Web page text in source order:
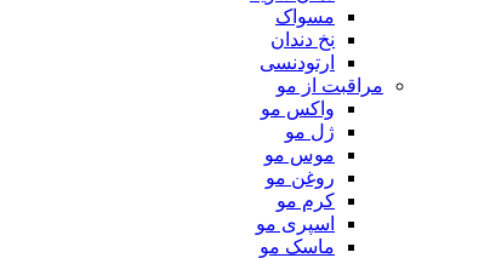
مسواک
نخ دندان
ارتودنسی
مراقبت از مو
واکس مو
ژل مو
موس مو
روغن مو
کرم مو
اسپری مو
ماسک مو